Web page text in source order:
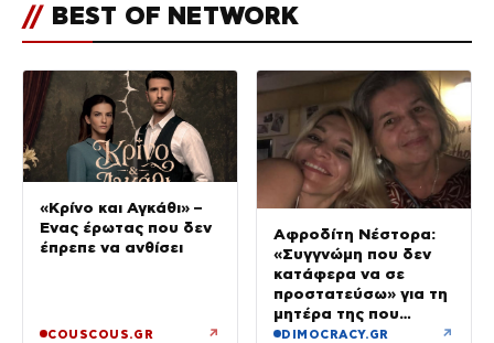
// BEST OF NETWORK
«Κρίνο και Αγκάθι» –
Ένας έρωτας που δεν
έπρεπε να ανθίσει
COUSCOUS.GR ↗
Αφροδίτη Νέστορα:
«Συγγνώμη που δεν
κατάφερα να σε
προστατεύσω» για τη
μητέρα της που
σκοτώθηκε στην
DIMOCRACY.GR ↗